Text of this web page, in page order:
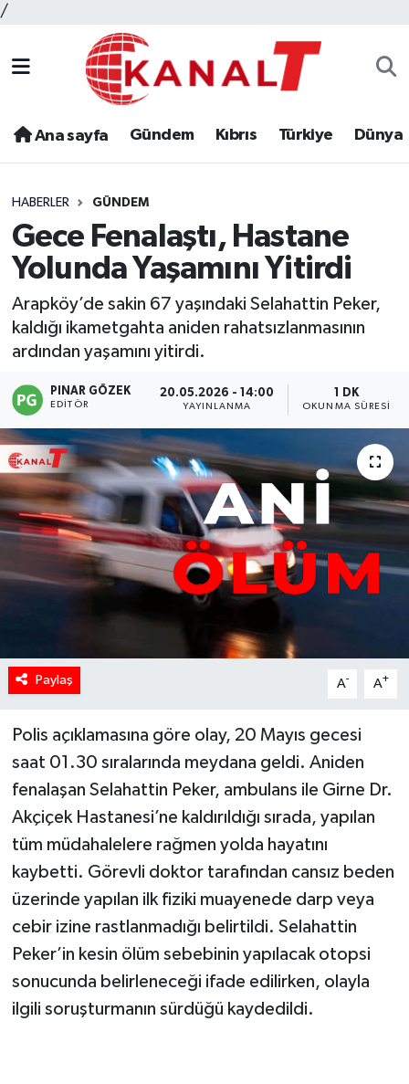
/
Ana sayfa Gündem Kıbrıs Türkiye Dünya
HABERLER GÜNDEM
Gece Fenalaştı, Hastane
Yolunda Yaşamını Yitirdi
Arapköy’de sakin 67 yaşındaki Selahattin Peker,
kaldığı ikametgahta aniden rahatsızlanmasının
ardından yaşamını yitirdi.
PINAR GÖZEK
EDITÖR
20.05.2026 - 14:00
YAYINLANMA
1 DK
OKUNMA SÜRESI
Paylaş A- A+
Polis açıklamasına göre olay, 20 Mayıs gecesi
saat 01.30 sıralarında meydana geldi. Aniden
fenalaşan Selahattin Peker, ambulans ile Girne Dr.
Akçiçek Hastanesi’ne kaldırıldığı sırada, yapılan
tüm müdahalelere rağmen yolda hayatını
kaybetti. Görevli doktor tarafından cansız beden
üzerinde yapılan ilk fiziki muayenede darp veya
cebir izine rastlanmadığı belirtildi. Selahattin
Peker’in kesin ölüm sebebinin yapılacak otopsi
sonucunda belirleneceği ifade edilirken, olayla
ilgili soruşturmanın sürdüğü kaydedildi.